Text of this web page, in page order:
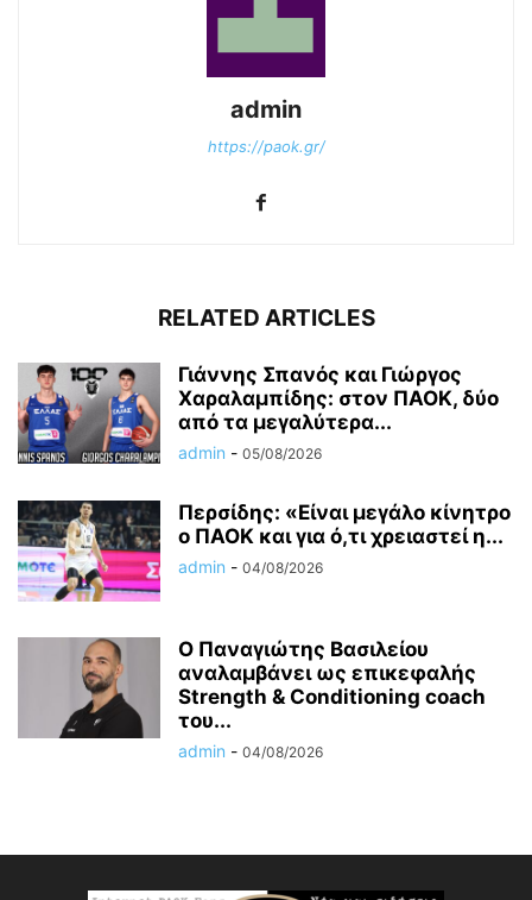
admin
https://paok.gr/
RELATED ARTICLES
Γιάννης Σπανός και Γιώργος
Χαραλαμπίδης: στον ΠΑΟΚ, δύο
από τα μεγαλύτερα...
admin - 05/08/2026
Περσίδης: «Είναι μεγάλο κίνητρο
ο ΠΑΟΚ και για ό,τι χρειαστεί η...
admin - 04/08/2026
Ο Παναγιώτης Βασιλείου
αναλαμβάνει ως επικεφαλής
Strength & Conditioning coach
του...
admin - 04/08/2026